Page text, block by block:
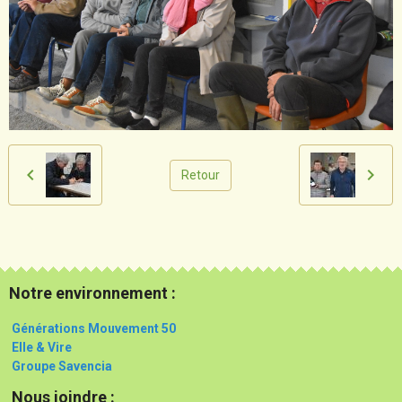
Retour
Notre environnement :
Générations Mouvement 50
Elle & Vire
Groupe Savencia
Nous joindre :